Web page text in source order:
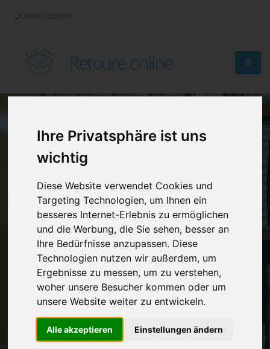
Ihre Privatsphäre ist uns
wichtig
Diese Website verwendet Cookies und
Targeting Technologien, um Ihnen ein
besseres Internet-Erlebnis zu ermöglichen
und die Werbung, die Sie sehen, besser an
Ihre Bedürfnisse anzupassen. Diese
Technologien nutzen wir außerdem, um
Ergebnisse zu messen, um zu verstehen,
woher unsere Besucher kommen oder um
unsere Website weiter zu entwickeln.
Alle akzeptieren Einstellungen ändern
Retoure.online
Retouren-
Management?
Vereinbaren Sie einenRückruf
Hinterlassen Sie uns gern eine persönliche Nachricht.